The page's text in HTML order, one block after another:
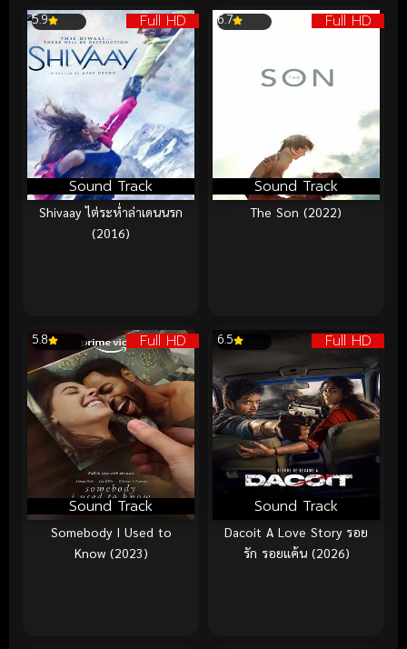
Full HD
Sound Track
5.9
Shivaay ไต่ระห่ำล่าเดนนรก
(2016)
Full HD
Sound Track
6.7
The Son (2022)
Full HD
Sound Track
5.8
Somebody I Used to
Know (2023)
Full HD
Sound Track
6.5
Dacoit A Love Story รอย
รัก รอยแค้น (2026)